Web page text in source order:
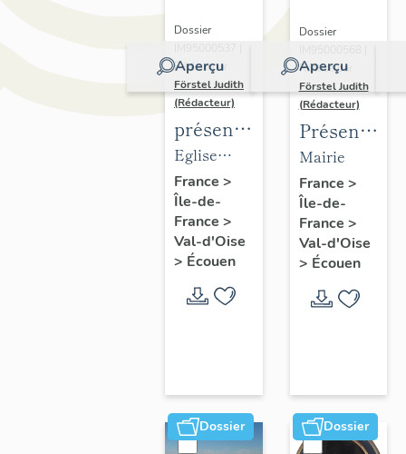
Aperçu
Dossier
Réalisé par
Förstel Judith
(Rédacteur)
présentation
du
mobilier
de
l'église
d'Ecouen
Eglise
Saint-
Acceul
France >
Île-de-
France >
Val-d'Oise
> Écouen
Aperçu
Dossier
Réalisé par
Förstel Judith
(Rédacteur)
du
mobilier
de la
mairie
d'Ecouen
Mairie
France >
Île-de-
France >
Val-d'Oise
> Écouen
Dossier Dossier